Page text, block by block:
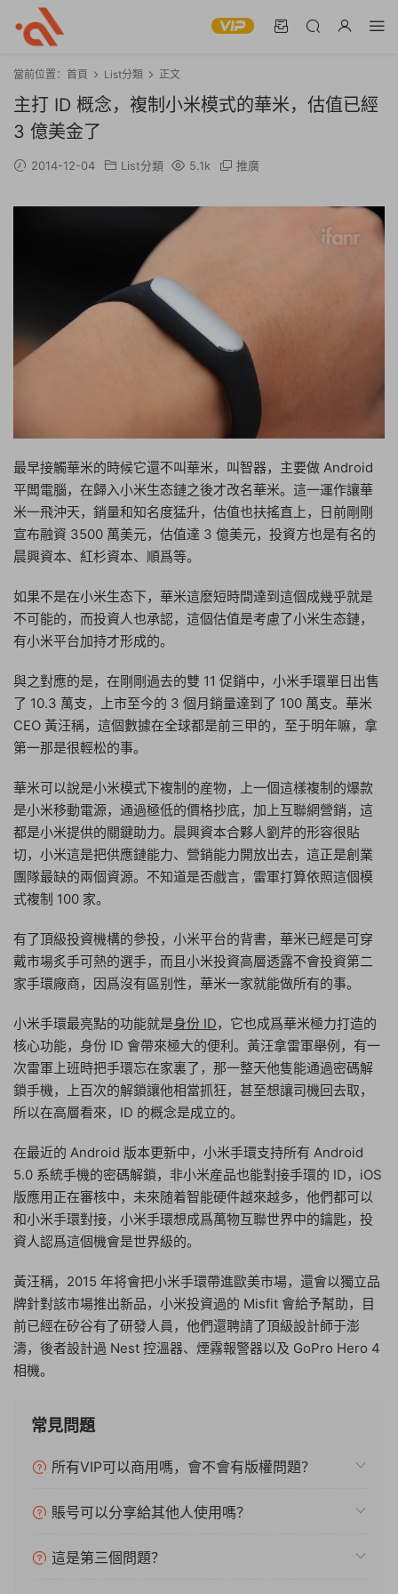
當前位置： 首頁 List分類 正文
主打 ID 概念，複制小米模式的華米，估值已經
3 億美金了
2014-12-04 List分類 5.1k 推廣
最早接觸華米的時候它還不叫華米，叫智器，主要做 Android
平闆電腦，在歸入小米生态鏈之後才改名華米。這一運作讓華
米一飛沖天，銷量和知名度猛升，估值也扶搖直上，日前剛剛
宣布融資 3500 萬美元，估值達 3 億美元，投資方也是有名的
晨興資本、紅杉資本、順爲等。
如果不是在小米生态下，華米這麽短時間達到這個成幾乎就是
不可能的，而投資人也承認，這個估值是考慮了小米生态鏈，
有小米平台加持才形成的。
與之對應的是，在剛剛過去的雙 11 促銷中，小米手環單日出售
了 10.3 萬支，上市至今的 3 個月銷量達到了 100 萬支。華米
CEO 黃汪稱，這個數據在全球都是前三甲的，至于明年嘛，拿
第一那是很輕松的事。
華米可以說是小米模式下複制的産物，上一個這樣複制的爆款
是小米移動電源，通過極低的價格抄底，加上互聯網營銷，這
都是小米提供的關鍵助力。晨興資本合夥人劉芹的形容很貼
切，小米這是把供應鏈能力、營銷能力開放出去，這正是創業
團隊最缺的兩個資源。不知道是否戲言，雷軍打算依照這個模
式複制 100 家。
有了頂級投資機構的參投，小米平台的背書，華米已經是可穿
戴市場炙手可熱的選手，而且小米投資高層透露不會投資第二
家手環廠商，因爲沒有區别性，華米一家就能做所有的事。
小米手環最亮點的功能就是身份 ID，它也成爲華米極力打造的
核心功能，身份 ID 會帶來極大的便利。黃汪拿雷軍舉例，有一
次雷軍上班時把手環忘在家裏了，那一整天他隻能通過密碼解
鎖手機，上百次的解鎖讓他相當抓狂，甚至想讓司機回去取，
所以在高層看來，ID 的概念是成立的。
在最近的 Android 版本更新中，小米手環支持所有 Android
5.0 系統手機的密碼解鎖，非小米産品也能對接手環的 ID，iOS
版應用正在審核中，未來随着智能硬件越來越多，他們都可以
和小米手環對接，小米手環想成爲萬物互聯世界中的鑰匙，投
資人認爲這個機會是世界級的。
黃汪稱，2015 年将會把小米手環帶進歐美市場，還會以獨立品
牌針對該市場推出新品，小米投資過的 Misfit 會給予幫助，目
前已經在矽谷有了研發人員，他們還聘請了頂級設計師于澎
濤，後者設計過 Nest 控溫器、煙霧報警器以及 GoPro Hero 4
相機。
常見問題
所有VIP可以商用嗎，會不會有版權問題？
賬号可以分享給其他人使用嗎？
這是第三個問題？